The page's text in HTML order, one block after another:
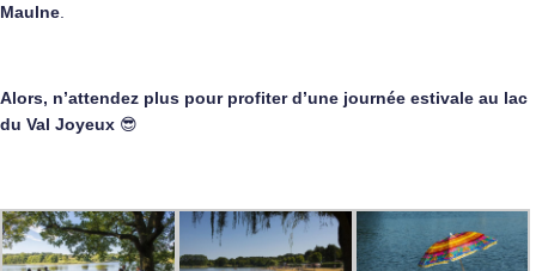
Maulne
Alors, n’attendez plus pour profiter d’une journée estivale au lac
du Val Joyeux 😎